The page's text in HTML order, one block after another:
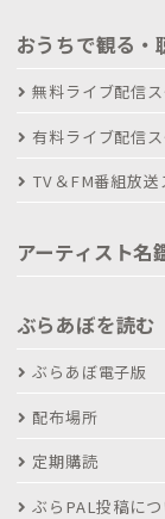
おうちで観る・
無料ライブ配信
有料ライブ配信
TV＆FM番組放送
アーティスト名
ぶらあぼを読む
ぶらあぼ電子版
配布場所
定期購読
ぶらPAL投稿につ